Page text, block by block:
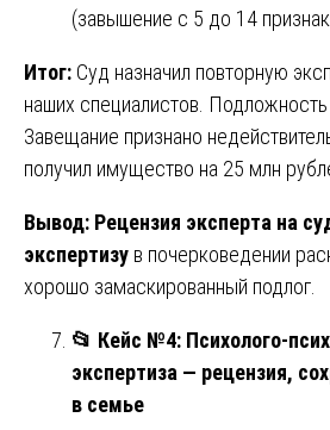
(завышение с 5 до 14
Итог: Суд назначил повторную
наших специалистов. Подложность
Завещание признано
получил имущество на 25 млн
Вывод: Рецензия эксперта на
экспертизу в почерковедении
хорошо замаскированный подлог.
📂 Кейс №4: Психолого-
экспертиза — рецензия,
в семье